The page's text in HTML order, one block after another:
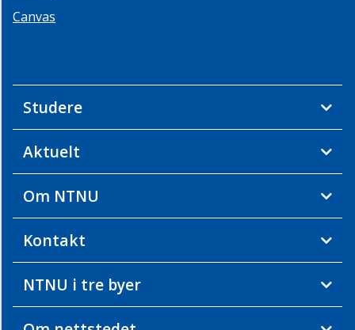
Canvas
Studere
Aktuelt
Om NTNU
Kontakt
NTNU i tre byer